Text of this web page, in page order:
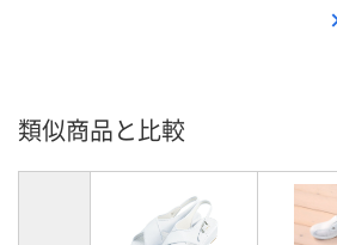
類似商品と比較